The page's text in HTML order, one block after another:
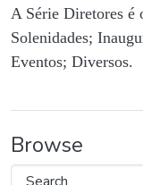
A Série Diretores é
Solenidades;
Eventos; Diversos.
Browse